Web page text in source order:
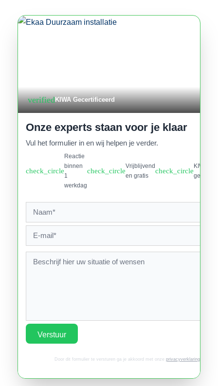
verifiedKIWA Gecertificeerd
Onze experts staan voor je klaar
Vul het formulier in en wij helpen je verder.
check_circle
Reactie
binnen
1
werkdag
check_circle
Vrijblijvend
en gratis
check_circle
KIWA
Verstuur
Door dit formulier te versturen ga je akkoord met onze privacyverklaring.